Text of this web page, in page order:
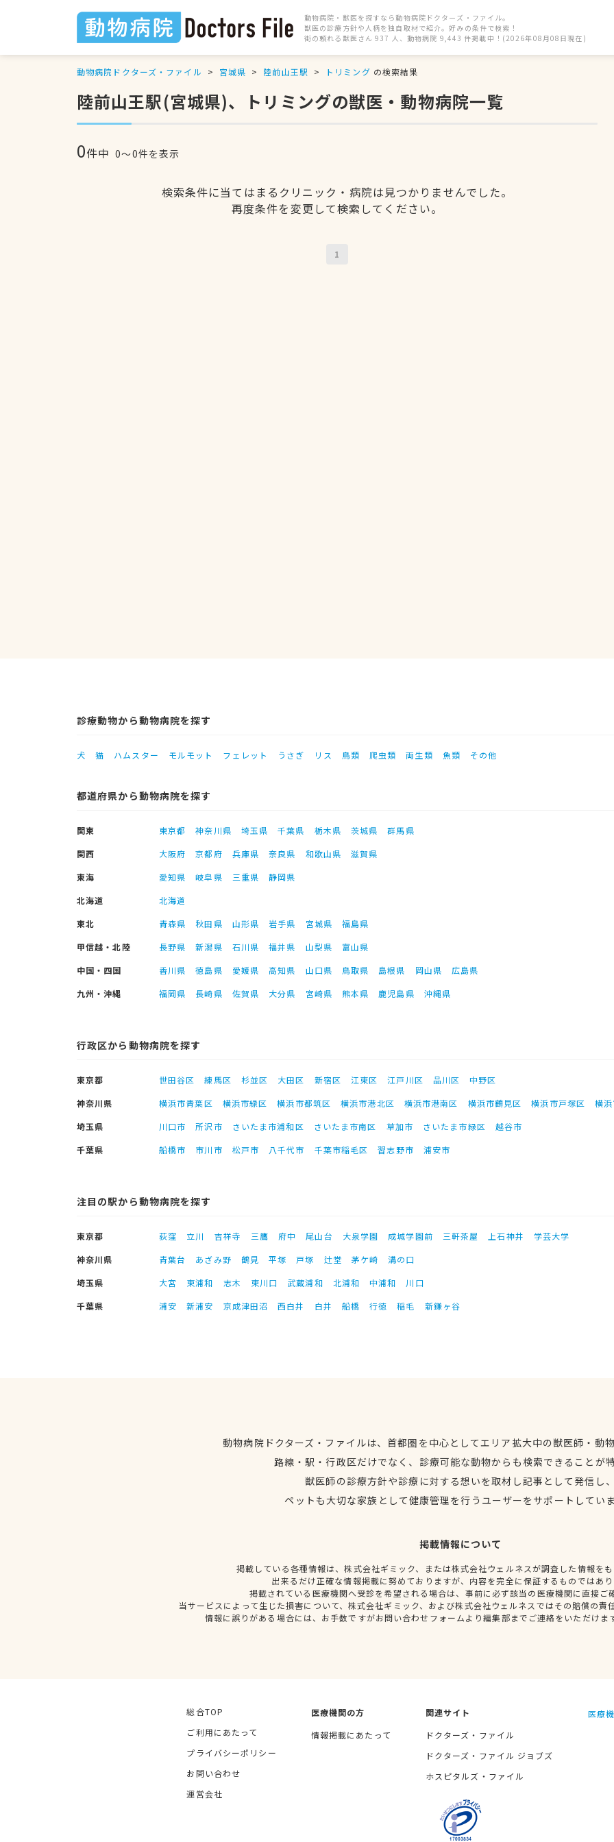
動物病院・獣医を探すなら動物病院ドクターズ・ファイル。
獣医の診療方針や人柄を独自取材で紹介。好みの条件で検索！
街の頼れる獣医さん 937 人、動物病院 9,443 件掲載中！(2026年08月08日現在)
動物病院ドクターズ・ファイル 宮城県 陸前山王駅 トリミング の検索結果
陸前山王駅(宮城県)、トリミングの獣医・動物病院一覧
0件中 0〜0件を表示
検索条件に当てはまるクリニック・病院は見つかりませんでした。
再度条件を変更して検索してください。
1
診療動物から動物病院を探す
犬 猫 ハムスター モルモット フェレット うさぎ リス 鳥類 爬虫類 両生類 魚類 その他
都道府県から動物病院を探す
関東 東京都 神奈川県 埼玉県 千葉県 栃木県 茨城県
群馬県
関西
大阪府 京都府 兵庫県 奈良県 和歌山県
滋賀県
東海
愛知県 岐阜県 三重県
静岡県
北海道
北海道
東北
青森県 秋田県 山形県 岩手県 宮城県
福島県
甲信越・北陸
長野県 新潟県 石川県 福井県 山梨県
富山県
中国・四国
香川県 徳島県 愛媛県 高知県 山口県 鳥取県 島根県 岡山県
広島県
九州・沖縄
福岡県 長崎県 佐賀県 大分県 宮崎県 熊本県 鹿児島県 沖縄県
行政区から動物病院を探す
東京都 世田谷区 練馬区 杉並区 大田区 新宿区 江東区 江戸川区 品川区
中野区
神奈川県
横浜市青葉区 横浜市緑区 横浜市都筑区 横浜市港北区 横浜市港南区 横浜市鶴見区 横浜市戸塚区
横
埼玉県
川口市 所沢市 さいたま市浦和区 さいたま市南区 草加市 さいたま市緑区
越谷市
千葉県
船橋市 市川市 松戸市 八千代市 千葉市稲毛区 習志野市 浦安市
注目の駅から動物病院を探す
東京都 荻窪 立川 吉祥寺 三鷹 府中 尾山台 大泉学園 成城学園前 三軒茶屋 上石神井
学芸大学
神奈川県
青葉台 あざみ野 鶴見 平塚 戸塚 辻堂 茅ケ崎
溝の口
埼玉県
大宮 東浦和 志木 東川口 武蔵浦和 北浦和 中浦和
川口
千葉県
浦安 新浦安 京成津田沼 西白井 白井 船橋 行徳 稲毛 新鎌ヶ谷
動物病院ドクターズ・ファイルは、首都圏を中心としてエリア拡大中の獣医師・動
路線・駅・行政区だけでなく、診療可能な動物からも検索できることが
獣医師の診療方針や診療に対する想いを取材し記事として発信し
ペットも大切な家族として健康管理を行うユーザーをサポートしてい
掲載情報について
掲載している各種情報は、株式会社ギミック、または株式会社ウェルネスが調査した情報を
出来るだけ正確な情報掲載に努めておりますが、内容を完全に保証するものではあ
掲載されている医療機関へ受診を希望される場合は、事前に必ず該当の医療機関に直接ご
当サービスによって生じた損害について、株式会社ギミック、および株式会社ウェルネスではその賠償の責
情報に誤りがある場合には、お手数ですがお問い合わせフォームより編集部までご連絡をいただけま
総合TOP
ご利用にあたって
プライバシーポリシー
お問い合わせ
運営会社
医療機関の方
情報掲載にあたって
関連サイト
ドクターズ・ファイル
ドクターズ・ファイル ジョブズ
ホスピタルズ・ファイル
医療